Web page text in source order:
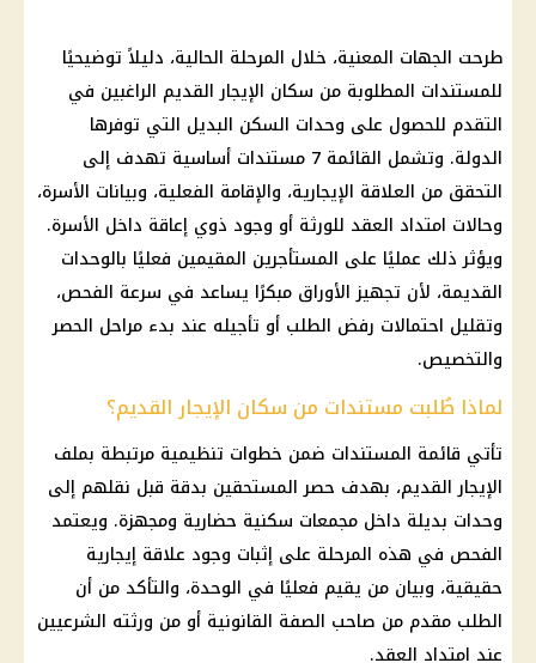
طرحت الجهات المعنية، خلال المرحلة الحالية، دليلاً توضيحيًا
للمستندات المطلوبة من سكان الإيجار القديم الراغبين في
التقدم للحصول على وحدات السكن البديل التي توفرها
الدولة. وتشمل القائمة 7 مستندات أساسية تهدف إلى
التحقق من العلاقة الإيجارية، والإقامة الفعلية، وبيانات الأسرة،
وحالات امتداد العقد للورثة أو وجود ذوي إعاقة داخل الأسرة.
ويؤثر ذلك عمليًا على المستأجرين المقيمين فعليًا بالوحدات
القديمة، لأن تجهيز الأوراق مبكرًا يساعد في سرعة الفحص،
وتقليل احتمالات رفض الطلب أو تأجيله عند بدء مراحل الحصر
والتخصيص.
لماذا طُلبت مستندات من سكان الإيجار القديم؟
تأتي قائمة المستندات ضمن خطوات تنظيمية مرتبطة بملف
الإيجار القديم، بهدف حصر المستحقين بدقة قبل نقلهم إلى
وحدات بديلة داخل مجمعات سكنية حضارية ومجهزة. ويعتمد
الفحص في هذه المرحلة على إثبات وجود علاقة إيجارية
حقيقية، وبيان من يقيم فعليًا في الوحدة، والتأكد من أن
الطلب مقدم من صاحب الصفة القانونية أو من ورثته الشرعيين
عند امتداد العقد.